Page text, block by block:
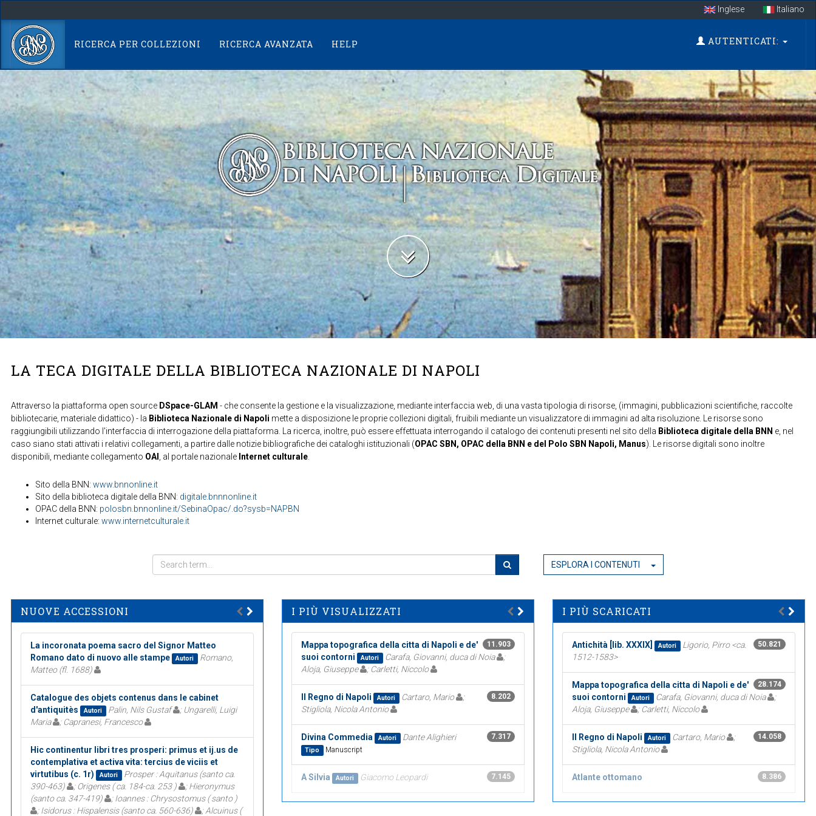
navigation
Inglese Italiano
RICERCA PER COLLEZIONI RICERCA AVANZATA HELP AUTENTICATI:
LA TECA DIGITALE DELLA BIBLIOTECA NAZIONALE DI NAPOLI
Attraverso la piattaforma open source DSpace-GLAM - che consente la gestione e la visualizzazione, mediante interfaccia web, di una vasta tipologia di risorse, (immagini, pubblicazioni scientifiche, raccolte
bibliotecarie, materiale didattico) - la Biblioteca Nazionale di Napoli mette a disposizione le proprie collezioni digitali, fruibili mediante un visualizzatore di immagini ad alta risoluzione. Le risorse sono
raggiungibili utilizzando l'interfaccia di interrogazione della piattaforma. La ricerca, inoltre, può essere effettuata interrogando il catalogo dei contenuti presenti nel sito della Biblioteca digitale della BNN e, nel
caso siano stati attivati i relativi collegamenti, a partire dalle notizie bibliografiche dei cataloghi istituzionali (OPAC SBN, OPAC della BNN e del Polo SBN Napoli, Manus). Le risorse digitali sono inoltre
disponibili, mediante collegamento OAI , al portale nazionale Internet culturale.
Sito della BNN: www.bnnonline.it
Sito della biblioteca digitale della BNN: digitale.bnnnonline.it
OPAC della BNN: polosbn.bnnonline.it/SebinaOpac/.do?sysb=NAPBN
Internet culturale: www.internetculturale.it
ESPLORA I CONTENUTI
NUOVE ACCESSIONI
La incoronata poema sacro del Signor Matteo
Romano dato di nuovo alle stampe
Autori
Romano,
Matteo (fl. 1688)
Catalogue des objets contenus dans le cabinet
d'antiquitès
Autori Palin, Nils Gustaf
; Ungarelli, Luigi
Maria
; Capranesi, Francesco
Hic continentur libri tres prosperi: primus et ij.us de
contemplativa et activa vita: tercius de viciis et
virtutibus (c. 1r)
Autori
Prosper : Aquitanus (santo ca.
390-463)
; Origenes ( ca. 184-ca. 253 )
; Hieronymus
(santo ca. 347-419)
; Ioannes : Chrysostomus ( santo )
; Isidorus : Hispalensis (santo ca. 560-636)
; Alcuinus (
I PIÙ VISUALIZZATI
11.903
Mappa topografica della citta di Napoli e de'
suoi contorni
Autori Carafa, Giovanni, duca di Noia
;
Aloja, Giuseppe
; Carletti, Niccolo
8.202
Il Regno di Napoli Autori Cartaro, Mario
;
Stigliola, Nicola Antonio
7.317
Divina Commedia Autori Dante Alighieri
Tipo Manuscript
7.145
A Silvia Autori Giacomo Leopardi
I PIÙ SCARICATI
50.821
Antichità [lib. XXXIX] Autori
Ligorio, Pirro <ca.
1512-1583>
28.174
Mappa topografica della citta di Napoli e de'
suoi contorni
Autori Carafa, Giovanni, duca di Noia
;
Aloja, Giuseppe
; Carletti, Niccolo
14.058
Il Regno di Napoli Autori Cartaro, Mario
;
Stigliola, Nicola Antonio
8.386
Atlante ottomano